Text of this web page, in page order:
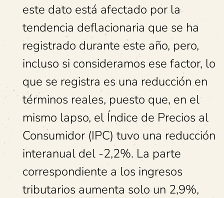
este dato está afectado por la
tendencia deflacionaria que se ha
registrado durante este año, pero,
incluso si consideramos ese factor, lo
que se registra es una reducción en
términos reales, puesto que, en el
mismo lapso, el Índice de Precios al
Consumidor (IPC) tuvo una reducción
interanual del -2,2%. La parte
correspondiente a los ingresos
tributarios aumenta solo un 2,9%,